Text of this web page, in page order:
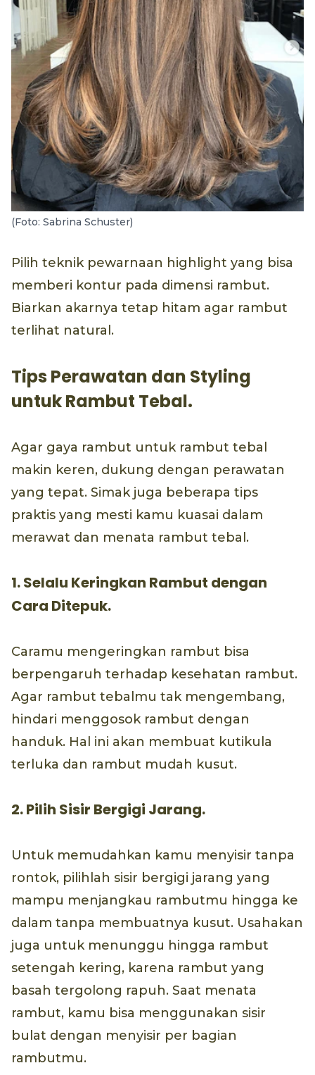
(Foto: Sabrina Schuster)
Pilih teknik pewarnaan highlight yang bisa
memberi kontur pada dimensi rambut.
Biarkan akarnya tetap hitam agar rambut
terlihat natural.
Tips Perawatan dan Styling
untuk Rambut Tebal.
Agar gaya rambut untuk rambut tebal
makin keren, dukung dengan perawatan
yang tepat. Simak juga beberapa tips
praktis yang mesti kamu kuasai dalam
merawat dan menata rambut tebal.
1. Selalu Keringkan Rambut dengan
Cara Ditepuk.
Caramu mengeringkan rambut bisa
berpengaruh terhadap kesehatan rambut.
Agar rambut tebalmu tak mengembang,
hindari menggosok rambut dengan
handuk. Hal ini akan membuat kutikula
terluka dan rambut mudah kusut.
2. Pilih Sisir Bergigi Jarang.
Untuk memudahkan kamu menyisir tanpa
rontok, pilihlah sisir bergigi jarang yang
mampu menjangkau rambutmu hingga ke
dalam tanpa membuatnya kusut. Usahakan
juga untuk menunggu hingga rambut
setengah kering, karena rambut yang
basah tergolong rapuh. Saat menata
rambut, kamu bisa menggunakan sisir
bulat dengan menyisir per bagian
rambutmu.